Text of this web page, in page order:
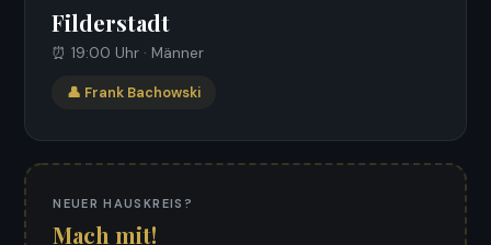
Filderstadt
⏰ 19:00 Uhr · Männer
👤 Frank Bachowski
NEUER HAUSKREIS?
Mach mit!